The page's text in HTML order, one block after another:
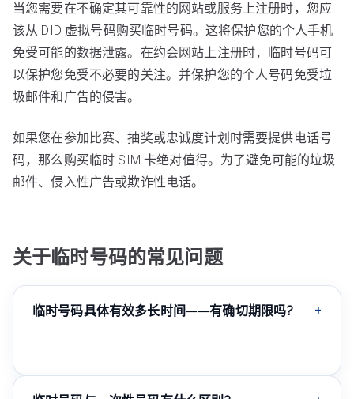
当您需要在不确定其可靠性的网站或服务上注册时，您应
该从 DID 虚拟号码购买临时号码。这将保护您的个人手机
免受可能的数据泄露。在约会网站上注册时，临时号码可
以保护您免受不必要的关注。并保护您的个人号码免受垃
圾邮件和广告的侵害。
如果您在参加比赛、抽奖或忠诚度计划时需要提供电话号
码，那么购买临时 SIM 卡绝对值得。为了避免可能的垃圾
邮件、侵入性广告或欺诈性电话。
关于临时号码的常见问题
临时号码具体有效多长时间——有确切期限吗?